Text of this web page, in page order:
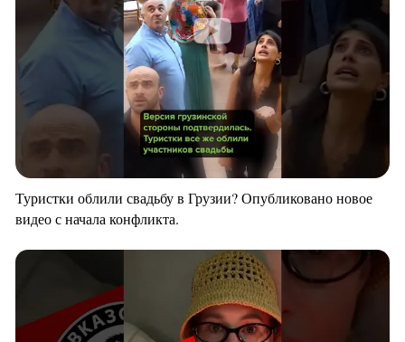
Туристки облили свадьбу в Грузии? Опубликовано новое
видео с начала конфликта.